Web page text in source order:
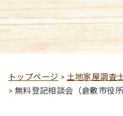
トップページ > 土地家屋調査
> 無料登記相談会（倉敷市役所